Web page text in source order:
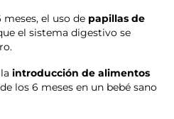
el uso de papillas de
el sistema digestivo se
introducción de alimentos
los 6 meses en un bebé sano